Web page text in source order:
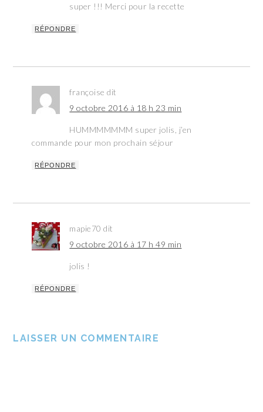
super !!! Merci pour la recette
RÉPONDRE
françoise dit
9 octobre 2016 à 18 h 23 min
HUMMMMMMM super jolis, j’en
commande pour mon prochain séjour
RÉPONDRE
mapie70 dit
9 octobre 2016 à 17 h 49 min
jolis !
RÉPONDRE
LAISSER UN COMMENTAIRE